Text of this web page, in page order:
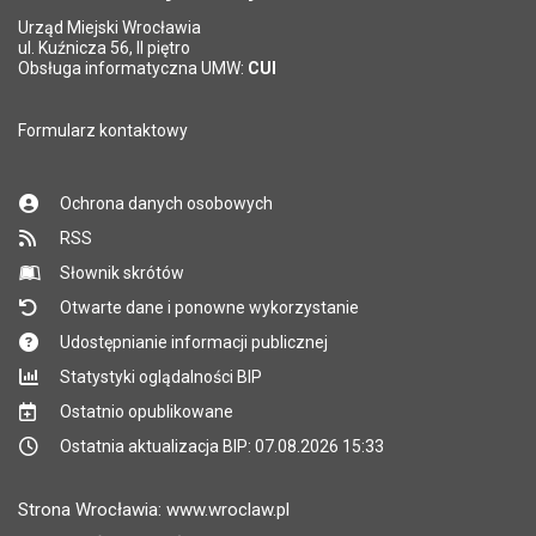
*
Pole wymagane
Urząd Miejski Wrocławia
ul. Kuźnicza 56, II piętro
Obsługa informatyczna UMW: CUI
Formularz kontaktowy
Ochrona danych osobowych
RSS
Słownik skrótów
Otwarte dane i ponowne wykorzystanie
Udostępnianie informacji publicznej
Statystyki oglądalności BIP
Ostatnio opublikowane
Ostatnia aktualizacja BIP: 07.08.2026 15:33
Strona Wrocławia: www.wroclaw.pl